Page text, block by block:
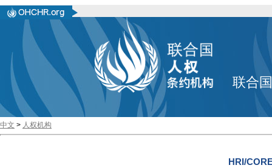
联合
中文 > 人权机构
HRI/